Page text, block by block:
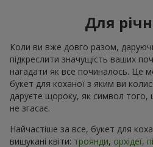
Для
Коли ви вже довго разом,
підкреслити значущість ваших
нагадати як все починалось. Це
букет для коханої з яким ви
даруєте щороку, як символ того,
не згасає.
Найчастіше за все, букет для
вишукані квіти: троянди, орхідеї,